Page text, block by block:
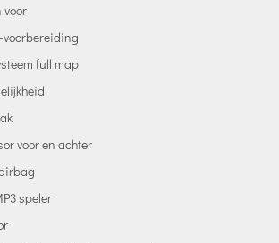
voor
full map
voor en achter
speler